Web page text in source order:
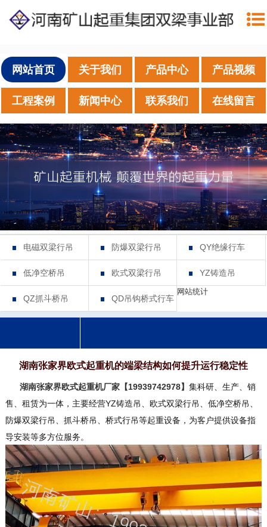
网站首页 关于我们 产品中心 产品视频
工程案例 新闻中心 联系我们 在线留言
电磁双梁行吊 防爆双梁行吊 QY绝缘行车
低净空桥吊 欧式双梁行吊 YZ铸造吊
QZ抓斗桥吊 QD吊钩桥式行车
湖南张家界欧式起重机的端梁结构如何提升运行稳定性
湖南张家界欧式起重机厂家【19939742978】 集科研、生产、销
售、租赁为一体，主要经营YZ铸造吊、欧式双梁行吊、低净空桥吊、
防爆双梁行吊、抓斗桥吊、桥式行吊等起重设备，为客户提供设备指
导安装等多方位服务。
网站统计